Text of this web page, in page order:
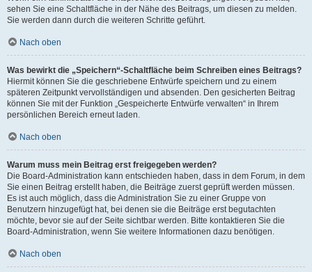
sehen Sie eine Schaltfläche in der Nähe des Beitrags, um diesen zu melden.
Sie werden dann durch die weiteren Schritte geführt.
Nach oben
Was bewirkt die „Speichern“-Schaltfläche beim Schreiben eines Beitrags?
Hiermit können Sie die geschriebene Entwürfe speichern und zu einem
späteren Zeitpunkt vervollständigen und absenden. Den gesicherten Beitrag
können Sie mit der Funktion „Gespeicherte Entwürfe verwalten“ in Ihrem
persönlichen Bereich erneut laden.
Nach oben
Warum muss mein Beitrag erst freigegeben werden?
Die Board-Administration kann entschieden haben, dass in dem Forum, in dem
Sie einen Beitrag erstellt haben, die Beiträge zuerst geprüft werden müssen.
Es ist auch möglich, dass die Administration Sie zu einer Gruppe von
Benutzern hinzugefügt hat, bei denen sie die Beiträge erst begutachten
möchte, bevor sie auf der Seite sichtbar werden. Bitte kontaktieren Sie die
Board-Administration, wenn Sie weitere Informationen dazu benötigen.
Nach oben